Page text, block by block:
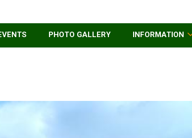
PHOTO GALLERY INFORMATION